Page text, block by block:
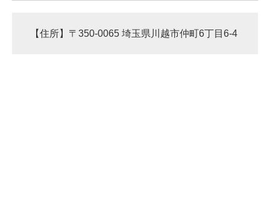
マーケ×ITの今がよく分かる
【住所】〒350-0065 埼玉県川越市仲町6丁目6-4